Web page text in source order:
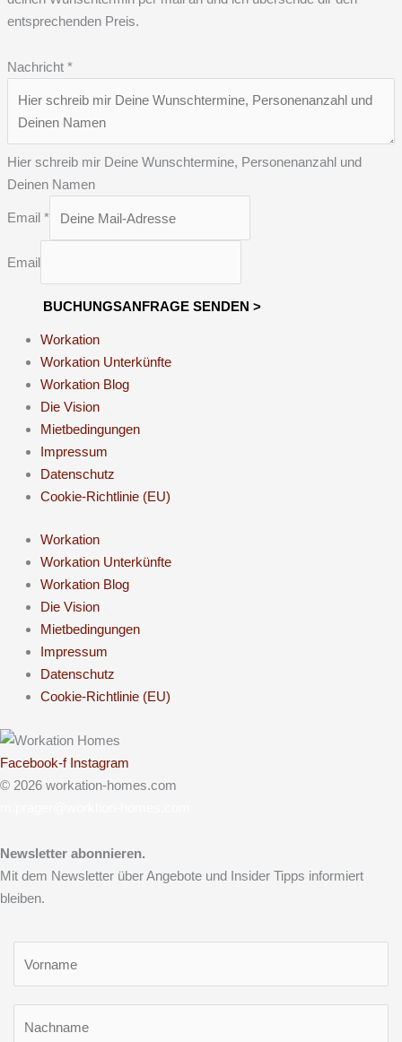
entsprechenden Preis.
Nachricht*
Hier schreib mir Deine Wunschtermine, Personenanzahl und
Deinen Namen
Email*
Email
BUCHUNGSANFRAGE SENDEN >
Workation
Workation Unterkünfte
Workation Blog
Die Vision
Mietbedingungen
Impressum
Datenschutz
Cookie-Richtlinie (EU)
Workation
Workation Unterkünfte
Workation Blog
Die Vision
Mietbedingungen
Impressum
Datenschutz
Cookie-Richtlinie (EU)
Facebook-f Instagram
© 2026 workation-homes.com
Newsletter abonnieren.
Mit dem Newsletter über Angebote und Insider Tipps informiert
bleiben.